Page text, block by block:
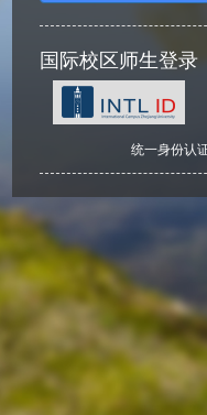
国际校区师生登录
统一身份认